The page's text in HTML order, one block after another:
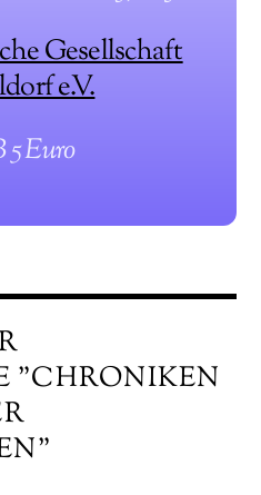
Gesellschaft
e.V.
Euro
"CHRONIKEN